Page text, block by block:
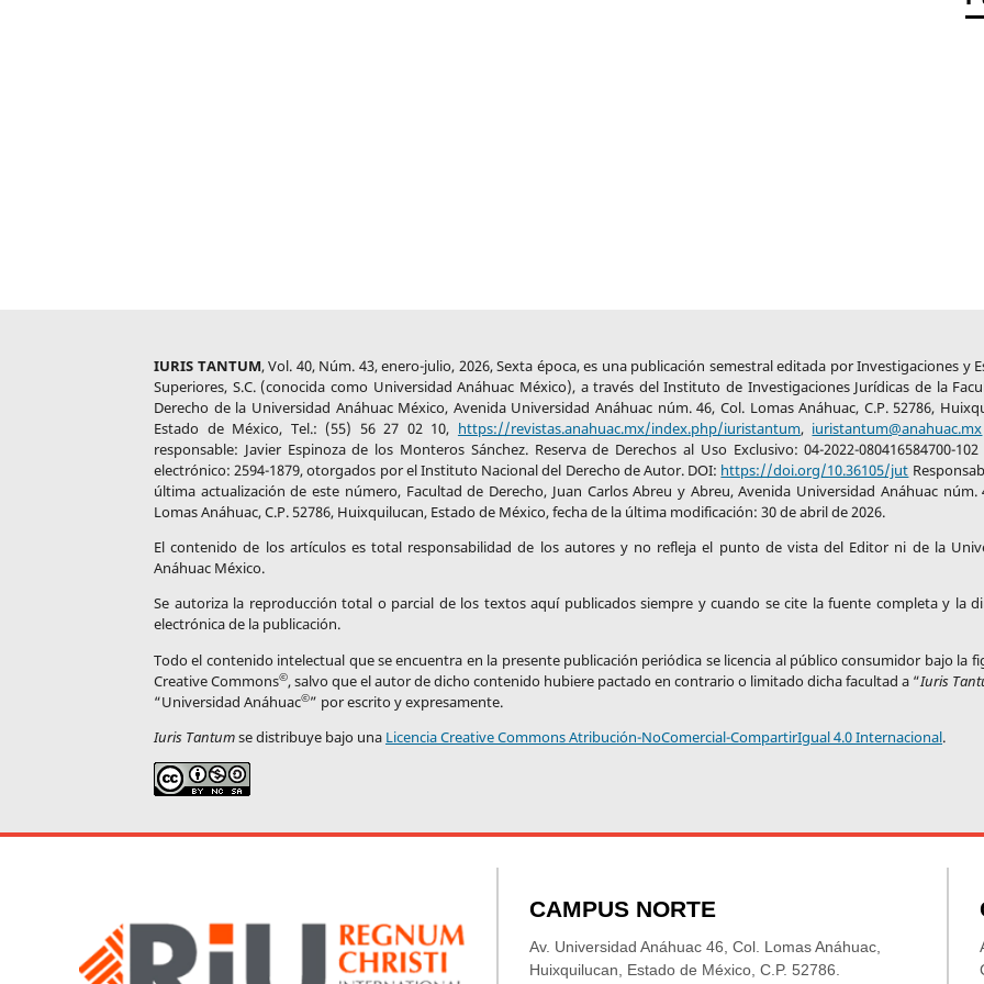
IURIS TANTUM, Vol. 40, Núm. 43, enero-julio, 2026, Sexta época, es una publicación semestral editada por Investigaciones y
Superiores, S.C. (conocida como Universidad Anáhuac México), a través del Instituto de Investigaciones Jurídicas de la
Derecho de la Universidad Anáhuac México, Avenida Universidad Anáhuac núm. 46, Col. Lomas Anáhuac, C.P. 52786,
Estado de México, Tel.: (55) 56 27 02 10, https://revistas.anahuac.mx/index.php/iuristantum, iuristantum@anahuac.mx
responsable: Javier Espinoza de los Monteros Sánchez. Reserva de Derechos al Uso Exclusivo: 04-2022-080416584700-102
electrónico: 2594-1879, otorgados por el Instituto Nacional del Derecho de Autor. DOI: https://doi.org/10.36105/jut
última actualización de este número, Facultad de Derecho, Juan Carlos Abreu y Abreu, Avenida Universidad Anáhuac núm.
Lomas Anáhuac, C.P. 52786, Huixquilucan, Estado de México, fecha de la última modificación: 30 de abril de 2026.
El contenido de los artículos es total responsabilidad de los autores y no refleja el punto de vista del Editor ni de la
Anáhuac México.
Se autoriza la reproducción total o parcial de los textos aquí publicados siempre y cuando se cite la fuente completa y la
electrónica de la publicación.
Todo el contenido intelectual que se encuentra en la presente publicación periódica se licencia al público consumidor bajo la
Creative Commons©, salvo que el autor de dicho contenido hubiere pactado en contrario o limitado dicha facultad a “Iuris
“Universidad Anáhuac©” por escrito y expresamente.
Iuris Tantumse distribuye bajo una Licencia Creative Commons Atribución-NoComercial-CompartirIgual 4.0 Internacional.
CAMPUS NORTE
Av. Universidad Anáhuac 46, Col. Lomas Anáhuac,
Huixquilucan, Estado de México, C.P. 52786.